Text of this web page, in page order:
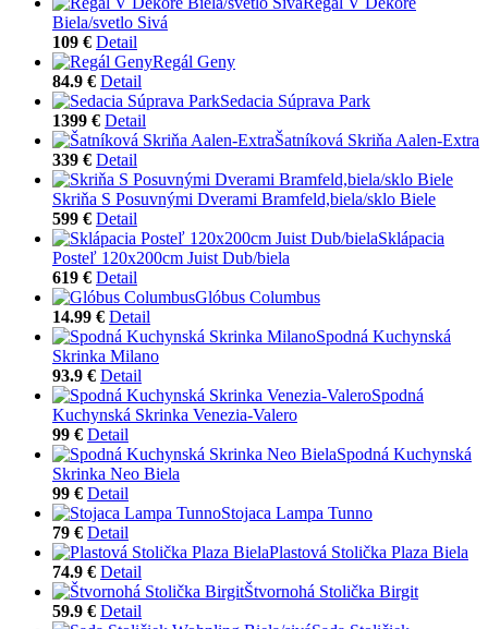
Biela/svetlo Sivá
109 € Detail
Regál Geny
84.9 € Detail
Sedacia Súprava Park
1399 € Detail
Šatníková Skriňa Aalen-Extra
339 € Detail
Skriňa S Posuvnými Dverami Bramfeld,biela/sklo Biele
599 € Detail
Sklápacia
Posteľ 120x200cm Juist Dub/biela
619 € Detail
Glóbus Columbus
14.99 € Detail
Spodná Kuchynská
Skrinka Milano
93.9 € Detail
Spodná
Kuchynská Skrinka Venezia-Valero
99 € Detail
Spodná Kuchynská
Skrinka Neo Biela
99 € Detail
Stojaca Lampa Tunno
79 € Detail
Plastová Stolička Plaza Biela
74.9 € Detail
Štvornohá Stolička Birgit
59.9 € Detail